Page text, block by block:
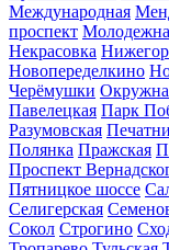
Международная
проспект
Некрасовка
Новопеределкино
Черёмушки
Павелецкая Парк
Разумовская
Полянка Пражская
Проспект
Пятницкое шоссе
Селигерская
Сокол Строгино